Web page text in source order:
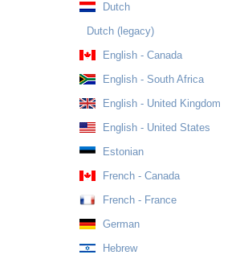
Dutch
Dutch (legacy)
English - Canada
English - South Africa
English - United Kingdom
English - United States
Estonian
French - Canada
French - France
German
Hebrew